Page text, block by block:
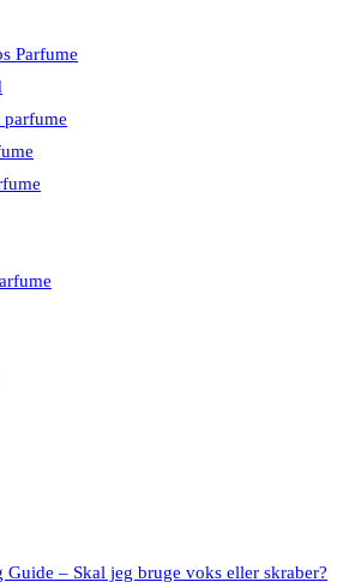
Parfume
parfume
Guide – Skal jeg bruge voks eller skraber?